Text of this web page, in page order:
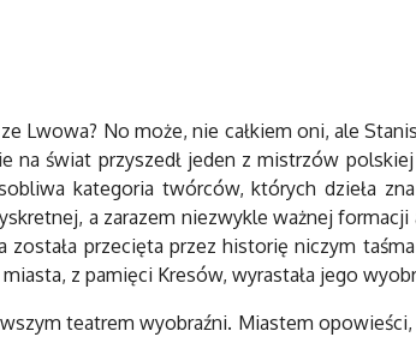
Lwowa? No może, nie całkiem oni, ale
na świat przyszedł jeden z mistrzów
kategoria twórców, których dzieła zna
a zarazem niezwykle ważnej
przecięta przez historię niczym
z pamięci Kresów, wyrastała jego
teatrem wyobraźni. Miastem